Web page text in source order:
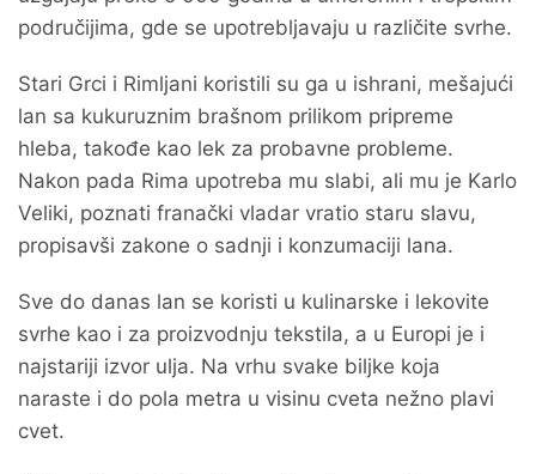
područijima, gde se upotrebljavaju u različite svrhe.
Stari Grci i Rimljani koristili su ga u ishrani, mešajući
lan sa kukuruznim brašnom prilikom pripreme
hleba, takođe kao lek za probavne probleme.
Nakon pada Rima upotreba mu slabi, ali mu je Karlo
Veliki, poznati franački vladar vratio staru slavu,
propisavši zakone o sadnji i konzumaciji lana.
Sve do danas lan se koristi u kulinarske i lekovite
svrhe kao i za proizvodnju tekstila, a u Europi je i
najstariji izvor ulja. Na vrhu svake biljke koja
naraste i do pola metra u visinu cveta nežno plavi
cvet.